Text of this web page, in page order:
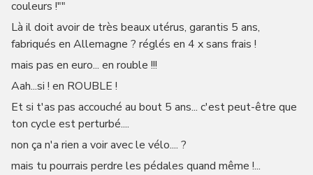
couleurs !""
Là il doit avoir de très beaux utérus, garantis 5 ans,
fabriqués en Allemagne ? réglés en 4 x sans frais !
mais pas en euro... en rouble !!!
Aah...si ! en ROUBLE !
Et si t'as pas accouché au bout 5 ans... c'est peut-être que
ton cycle est perturbé....
non ça n'a rien a voir avec le vélo.... ?
mais tu pourrais perdre les pédales quand même !...